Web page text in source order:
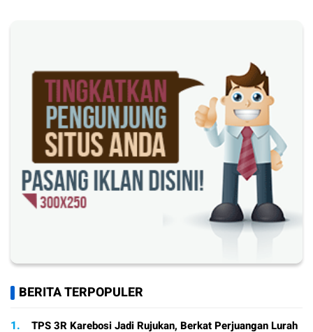
BERITA TERPOPULER
1.
TPS 3R Karebosi Jadi Rujukan, Berkat Perjuangan Lurah